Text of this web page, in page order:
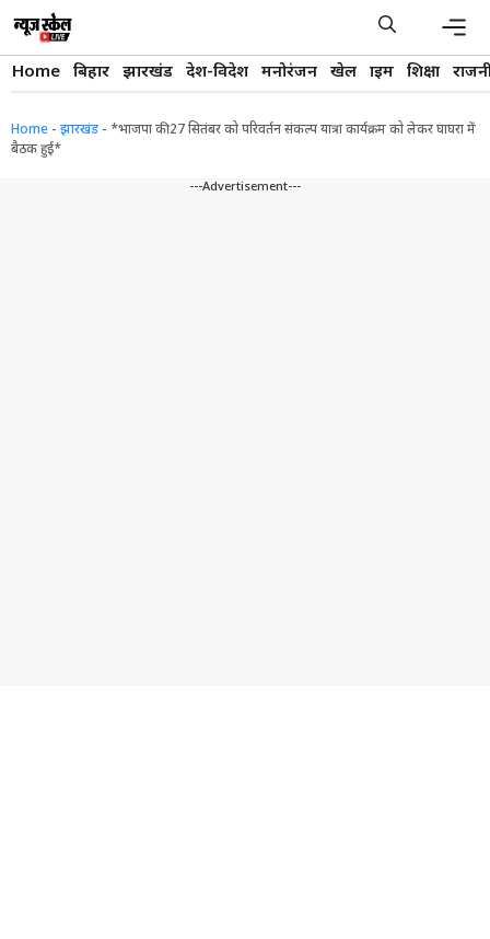
content
Home बिहार झारखंड देश-विदेश मनोरंजन खेल क्राइम शिक्षा
Home - झारखंड - *भाजपा की 27 सितंबर को परिवर्तन संकल्प यात्रा कार्यक्रम को लेकर घाघरा में
बैठक हुई*
---Advertisement---